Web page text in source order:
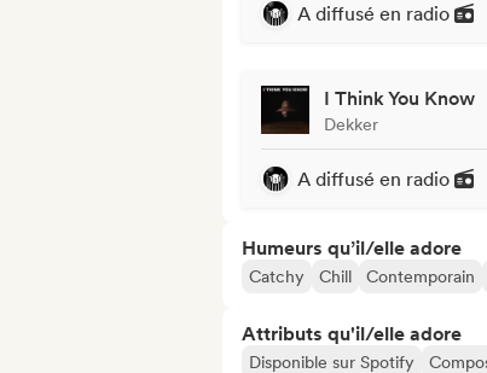
A diffusé en radio
I Think You Know
Dekker
A diffusé en radio
Humeurs qu’il/elle adore
Catchy Chill Contemporain
Attributs qu'il/elle adore
Disponible sur Spotify